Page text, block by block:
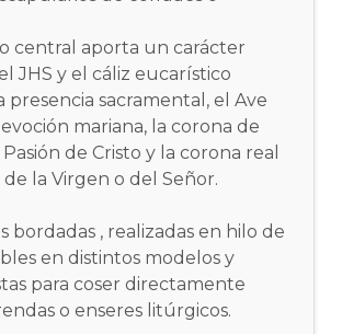
central aporta un carácter
JHS y el cáliz eucarístico
presencia sacramental, el Ave
mariana, la corona de
Pasión de Cristo y la corona real
de la Virgen o del Señor.
bordadas , realizadas en hilo de
en distintos modelos y
para coser directamente
o enseres litúrgicos.